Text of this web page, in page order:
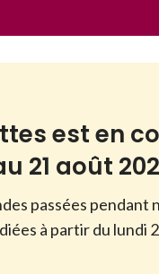
est en
21 août
passées pendant
à partir du lundi
PAR MARQUESANTI-